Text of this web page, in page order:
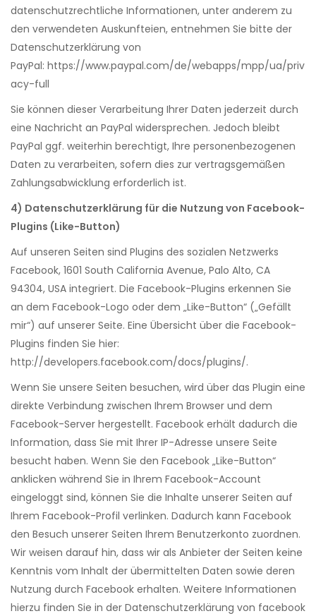
datenschutzrechtliche Informationen, unter anderem zu
den verwendeten Auskunfteien, entnehmen Sie bitte der
Datenschutzerklärung von
PayPal: https://www.paypal.com/de/webapps/mpp/ua/priv
acy-full
Sie können dieser Verarbeitung Ihrer Daten jederzeit durch
eine Nachricht an PayPal widersprechen. Jedoch bleibt
PayPal ggf. weiterhin berechtigt, Ihre personenbezogenen
Daten zu verarbeiten, sofern dies zur vertragsgemäßen
Zahlungsabwicklung erforderlich ist.
4) Datenschutzerklärung für die Nutzung von Facebook-
Plugins (Like-Button)
Auf unseren Seiten sind Plugins des sozialen Netzwerks
Facebook, 1601 South California Avenue, Palo Alto, CA
94304, USA integriert. Die Facebook-Plugins erkennen Sie
an dem Facebook-Logo oder dem „Like-Button“ („Gefällt
mir“) auf unserer Seite. Eine Übersicht über die Facebook-
Plugins finden Sie hier:
http://developers.facebook.com/docs/plugins/.
Wenn Sie unsere Seiten besuchen, wird über das Plugin eine
direkte Verbindung zwischen Ihrem Browser und dem
Facebook-Server hergestellt. Facebook erhält dadurch die
Information, dass Sie mit Ihrer IP-Adresse unsere Seite
besucht haben. Wenn Sie den Facebook „Like-Button“
anklicken während Sie in Ihrem Facebook-Account
eingeloggt sind, können Sie die Inhalte unserer Seiten auf
Ihrem Facebook-Profil verlinken. Dadurch kann Facebook
den Besuch unserer Seiten Ihrem Benutzerkonto zuordnen.
Wir weisen darauf hin, dass wir als Anbieter der Seiten keine
Kenntnis vom Inhalt der übermittelten Daten sowie deren
Nutzung durch Facebook erhalten. Weitere Informationen
hierzu finden Sie in der Datenschutzerklärung von facebook